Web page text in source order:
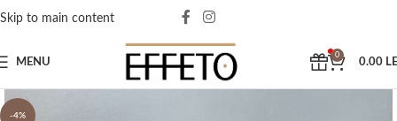
Skip to main content
MENU
0
0.00
-4%